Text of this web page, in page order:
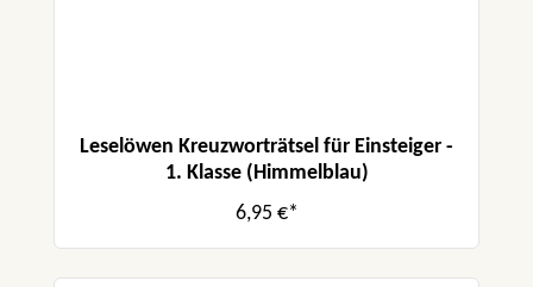
Leselöwen Kreuzworträtsel für Einsteiger -
1. Klasse (Himmelblau)
6,95 €*